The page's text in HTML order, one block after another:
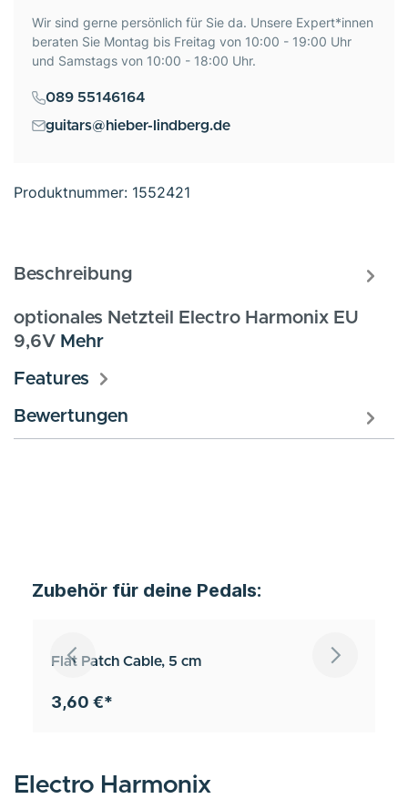
Produktnummer: 1552421
Wir sind gerne persönlich für Sie da. Unsere Expert*innen
beraten Sie Montag bis Freitag von 10:00 - 19:00 Uhr
und Samstags von 10:00 - 18:00 Uhr.
089 55146164
guitars@hieber-lindberg.de
Beschreibung
optionales Netzteil Electro Harmonix EU
9,6V Mehr
Features
Bewertungen
Zubehör für deine Pedals:
Flat Patch Cable, 5 cm
3,60 €*
Electro Harmonix